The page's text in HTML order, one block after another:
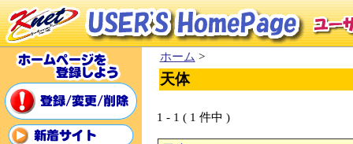
ホーム >
天体
1 - 1 ( 1 件中 )